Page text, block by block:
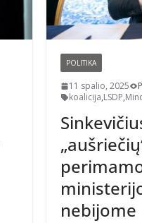
POLITIKA
11 spalio, 2025
koalicija,LSDP,
nebijome